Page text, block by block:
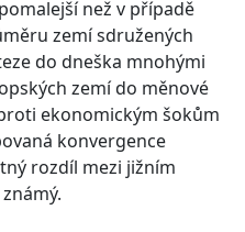
než v případě
zemí sdružených
do dneška mnohými
zemí do měnové
ekonomickým šokům
konvergence
rozdíl mezi jižním